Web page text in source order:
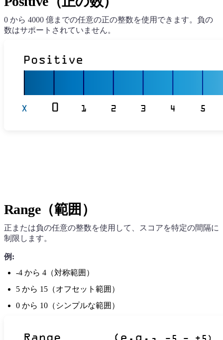
0 から 4000 億までの任意の正の整数を使用できます。負の
数はサポートされていません。
Range（範囲）
正または負の任意の整数を使用して、スコアを特定の間隔に
制限します。
例:
-4 から 4（対称範囲）
5 から 15（オフセット範囲）
0 から 10（シンプルな範囲）